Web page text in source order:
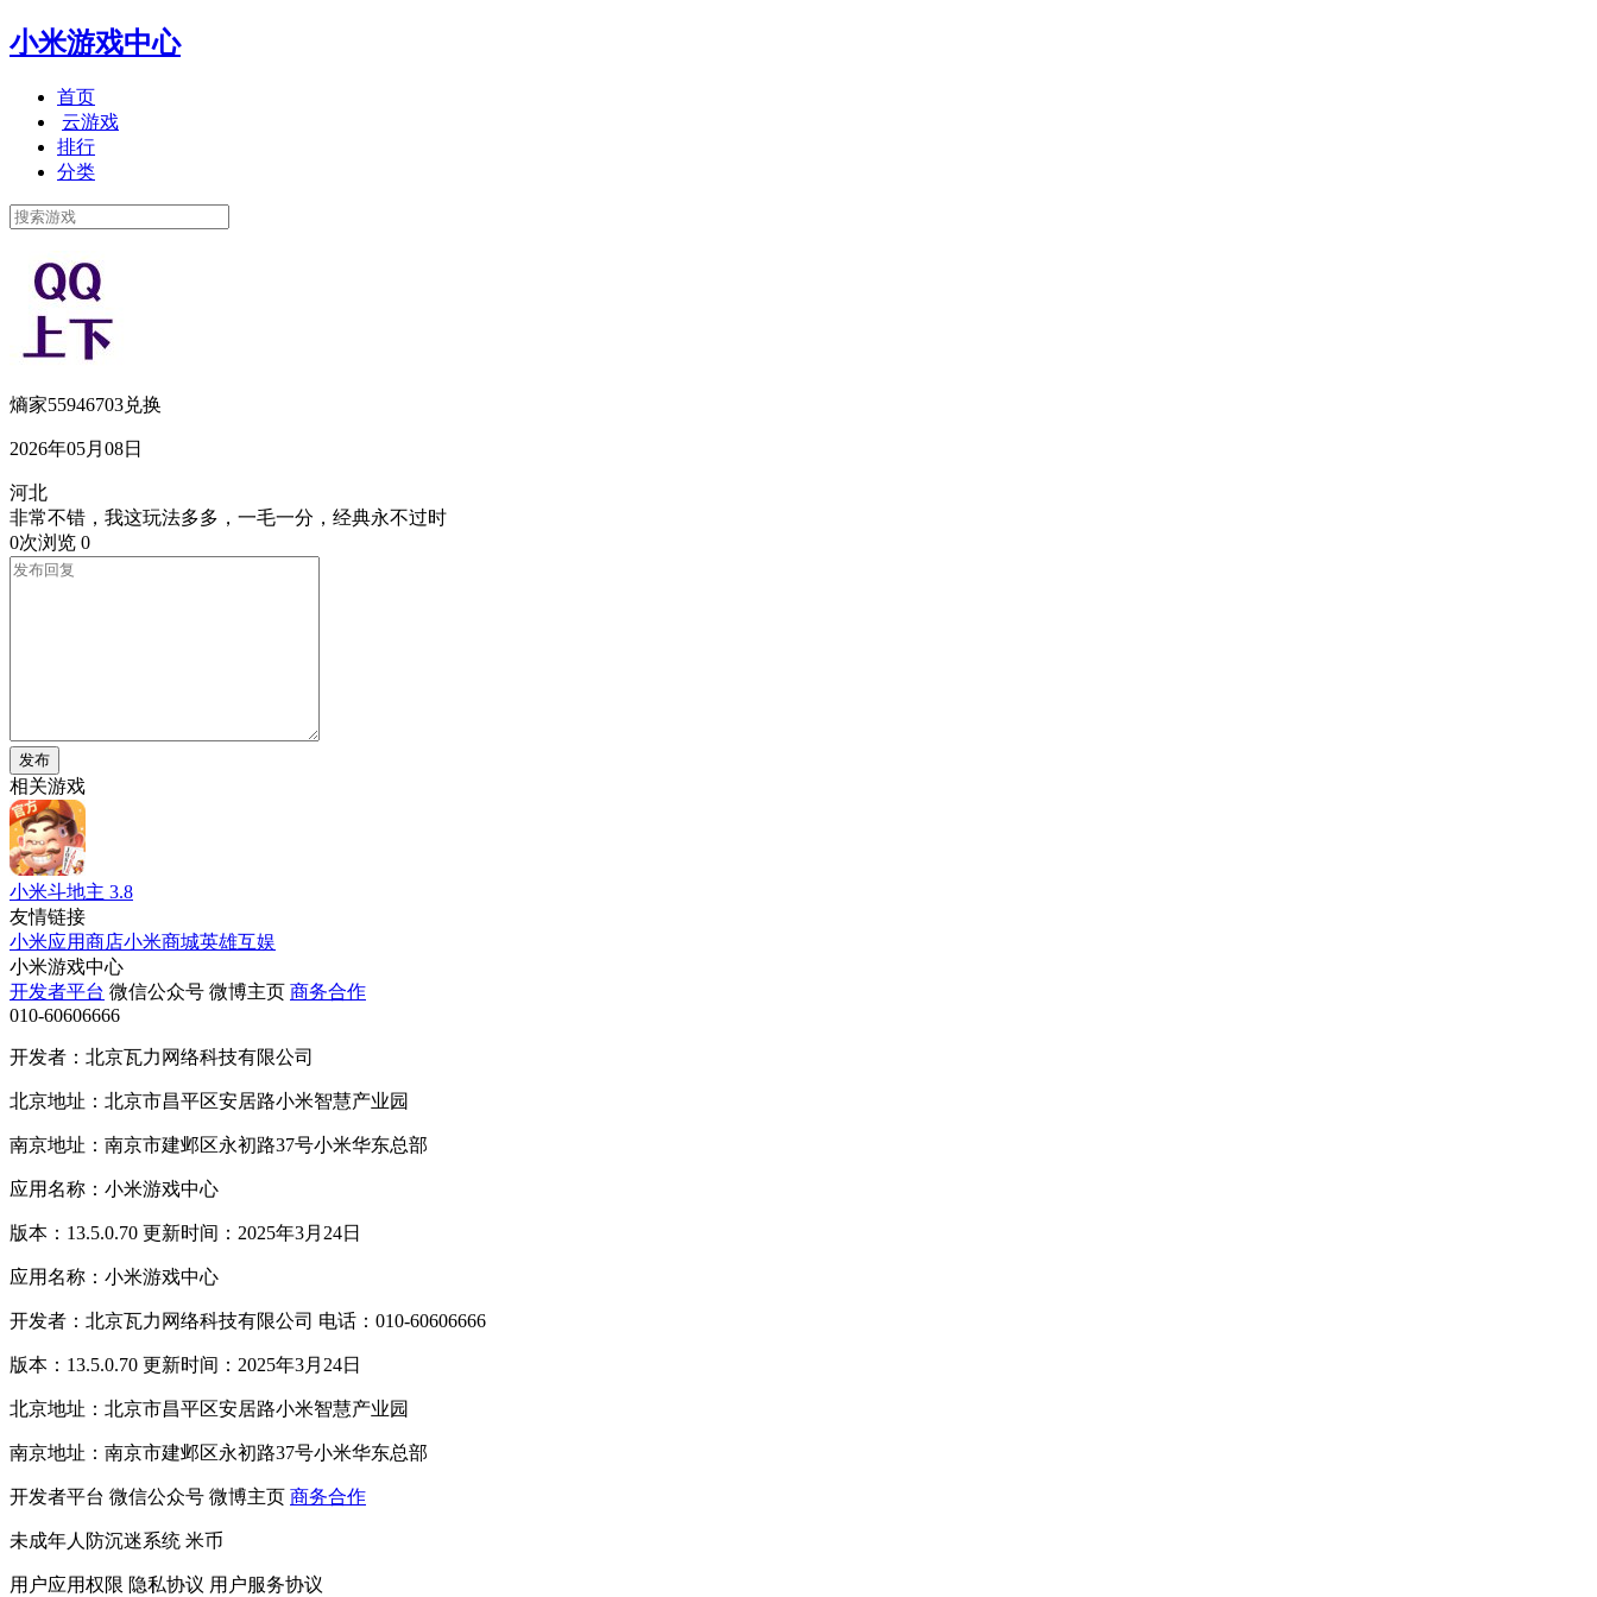
小米游戏中心
首页
云游戏
排行
分类
熵家55946703兑换
2026年05月08日
河北
非常不错，我这玩法多多，一毛一分，经典永不过时
0次浏览 0
发布
相关游戏
小米斗地主 3.8
友情链接
小米应用商店小米商城英雄互娱
小米游戏中心
开发者平台 微信公众号 微博主页 商务合作
010-60606666
开发者：北京瓦力网络科技有限公司
北京地址：北京市昌平区安居路小米智慧产业园
南京地址：南京市建邺区永初路37号小米华东总部
应用名称：小米游戏中心
版本：13.5.0.70 更新时间：2025年3月24日
应用名称：小米游戏中心
开发者：北京瓦力网络科技有限公司 电话：010-60606666
版本：13.5.0.70 更新时间：2025年3月24日
北京地址：北京市昌平区安居路小米智慧产业园
南京地址：南京市建邺区永初路37号小米华东总部
开发者平台 微信公众号 微博主页 商务合作
未成年人防沉迷系统 米币
用户应用权限 隐私协议 用户服务协议